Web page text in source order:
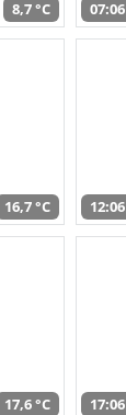
8,7 °C 07:06
16,7 °C 12:06
17,6 °C 17:06